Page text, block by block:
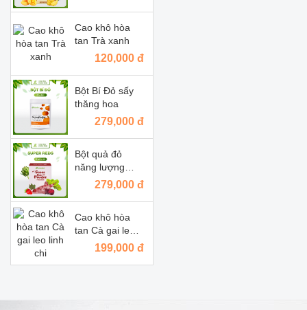
Cao khô hòa
tan Trà xanh
120,000 đ
Bột Bí Đỏ sấy
thăng hoa
279,000 đ
Bột quả đỏ
năng lượng
(Super reds
279,000 đ
Cao khô hòa
tan Cà gai leo
linh chi199,000 đ